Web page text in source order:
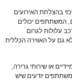
בהצלחת האירועים
המשתתפים יכולים
עלולות לגרום
גם על האווירה הכללית
או שירותי גרירה,
יודעים שיש